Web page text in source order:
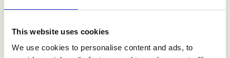
This website uses cookies
We use cookies to personalise content and ads, to
Hur struktur och rätt frågor ger insikter
om faktisk arbetsprestation